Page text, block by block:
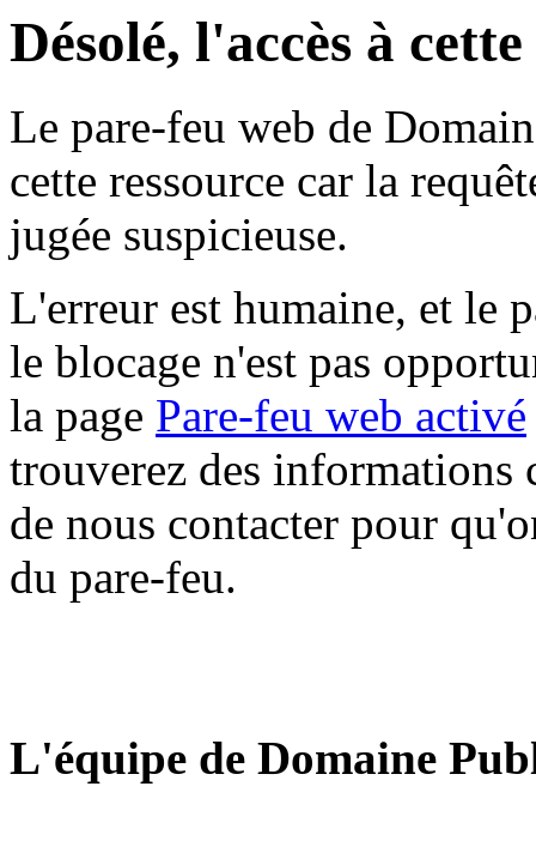
Désolé, l'accès à
Le pare-feu web de
cette ressource car la
jugée suspicieuse.
L'erreur est humaine, et le
le blocage n'est pas
la page Pare-feu web activé
trouverez des informations
de nous contacter pour
du pare-feu.
L'équipe de Domaine